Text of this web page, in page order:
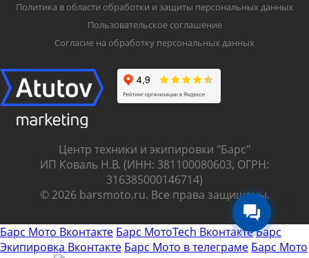
Политика в области обработки и защиты персональных данных
Пользовательское соглашение
Согласие на обработку персональных данных
Центр техники и экипировки "Барс"
ИП Коваль Н.В. (ИНН: 381100080603, ОГРН:
316385000146714)
© 2026 barsmoto.ru. Все права защищены.
Барс Мото Вконтакте Барс МотоTech ВконтактеБарс
Экипировка Вконтакте Барс Мото в телеграме Барс Мото